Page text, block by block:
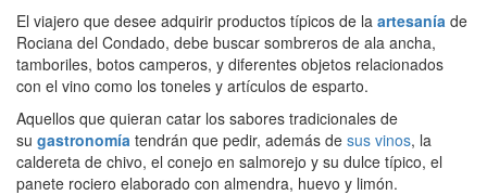
El viajero que desee adquirir productos típicos de la artesanía de
Rociana del Condado, debe buscar sombreros de ala ancha,
tamboriles, botos camperos, y diferentes objetos relacionados
con el vino como los toneles y artículos de esparto.
Aquellos que quieran catar los sabores tradicionales de
su gastronomía tendrán que pedir, además de sus vinos, la
caldereta de chivo, el conejo en salmorejo y su dulce típico, el
panete rociero elaborado con almendra, huevo y limón.